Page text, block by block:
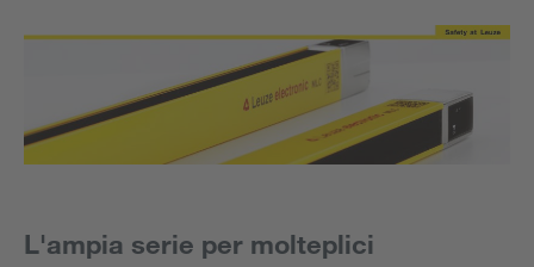
L'ampia serie per molteplici